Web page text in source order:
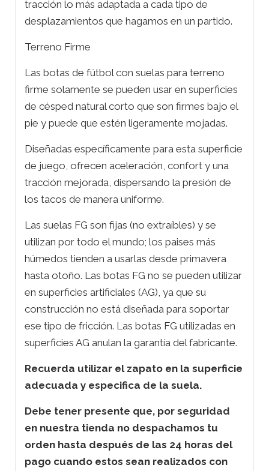
tracción lo más adaptada a cada tipo de
desplazamientos que hagamos en un partido.
Terreno Firme
Las botas de fútbol con suelas para terreno
firme solamente se pueden usar en superficies
de césped natural corto que son firmes bajo el
pie y puede que estén ligeramente mojadas.
Diseñadas específicamente para esta superficie
de juego, ofrecen aceleración, confort y una
tracción mejorada, dispersando la presión de
los tacos de manera uniforme.
Las suelas FG son fijas (no extraíbles) y se
utilizan por todo el mundo; los paises más
húmedos tienden a usarlas desde primavera
hasta otoño. Las botas FG no se pueden utilizar
en superficies artificiales (AG), ya que su
construcción no está diseñada para soportar
ese tipo de fricción. Las botas FG utilizadas en
superficies AG anulan la garantía del fabricante.
Recuerda utilizar el zapato en la superficie
adecuada y especifica de la suela.
Debe tener presente que, por seguridad
en nuestra tienda no despachamos tu
orden hasta después de las 24 horas del
pago cuando estos sean realizados con